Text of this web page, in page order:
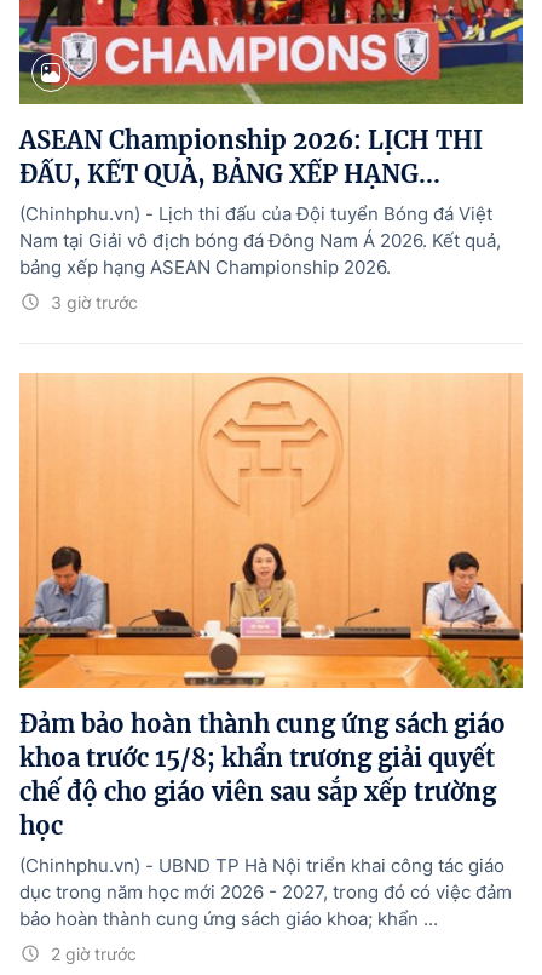
ASEAN Championship 2026: LỊCH THI
ĐẤU, KẾT QUẢ, BẢNG XẾP HẠNG...
3 giờ trước
(Chinhphu.vn) - Lịch thi đấu của Đội tuyển Bóng đá Việt
Nam tại Giải vô địch bóng đá Đông Nam Á 2026. Kết quả,
bảng xếp hạng ASEAN Championship 2026.
Đảm bảo hoàn thành cung ứng sách giáo
khoa trước 15/8; khẩn trương giải quyết
chế độ cho giáo viên sau sắp xếp trường
học
2 giờ trước
(Chinhphu.vn) - UBND TP Hà Nội triển khai công tác giáo
dục trong năm học mới 2026 - 2027, trong đó có việc đảm
bảo hoàn thành cung ứng sách giáo khoa; khẩn ...